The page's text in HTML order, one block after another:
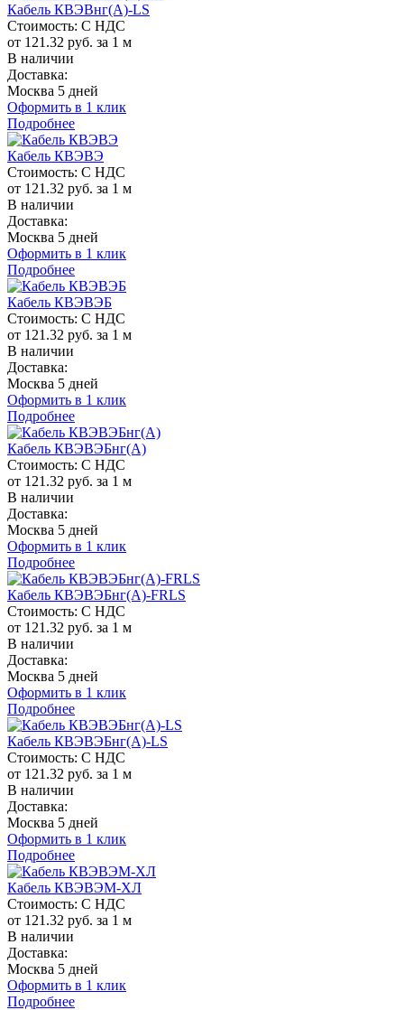
Кабель КВЭВнг(A)-LS
Стоимость: С НДС
от 121.32 руб. за 1 м
В наличии
Доставка:
Москва 5 дней
Оформить в 1 клик
Подробнее
Кабель КВЭВЭ
Стоимость: С НДС
от 121.32 руб. за 1 м
В наличии
Доставка:
Москва 5 дней
Оформить в 1 клик
Подробнее
Кабель КВЭВЭБ
Стоимость: С НДС
от 121.32 руб. за 1 м
В наличии
Доставка:
Москва 5 дней
Оформить в 1 клик
Подробнее
Кабель КВЭВЭБнг(A)
Стоимость: С НДС
от 121.32 руб. за 1 м
В наличии
Доставка:
Москва 5 дней
Оформить в 1 клик
Подробнее
Кабель КВЭВЭБнг(A)-FRLS
Стоимость: С НДС
от 121.32 руб. за 1 м
В наличии
Доставка:
Москва 5 дней
Оформить в 1 клик
Подробнее
Кабель КВЭВЭБнг(A)-LS
Стоимость: С НДС
от 121.32 руб. за 1 м
В наличии
Доставка:
Москва 5 дней
Оформить в 1 клик
Подробнее
Кабель КВЭВЭМ-ХЛ
Стоимость: С НДС
от 121.32 руб. за 1 м
В наличии
Доставка:
Москва 5 дней
Оформить в 1 клик
Подробнее